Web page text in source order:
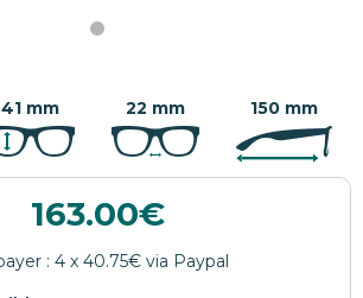
41 mm 22 mm 150 mm
163.00